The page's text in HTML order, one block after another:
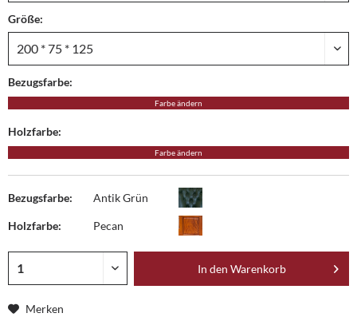
Größe:
Bezugsfarbe:
Farbe ändern
Holzfarbe:
Farbe ändern
Bezugsfarbe: Antik Grün
Holzfarbe: Pecan
In den Warenkorb
Merken